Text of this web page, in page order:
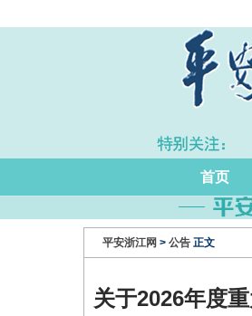
·上半年浙江GDP同比增长
首页
平安浙江网 > 公告 正文
关于2026年度